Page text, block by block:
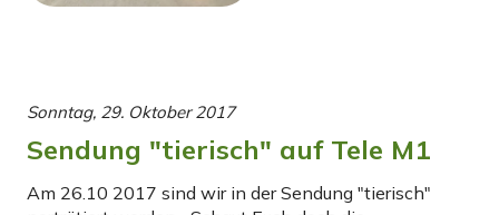
Sonntag, 29. Oktober 2017
Sendung "tierisch" auf Tele M1
Am 26.10 2017 sind wir in der Sendung "tierisch"